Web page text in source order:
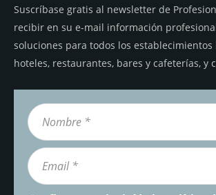
Suscríbase gratis al newsletter de
recibir en su e-mail información
soluciones para todos los establecimientos
hoteles, restaurantes, bares y cafeterías, y